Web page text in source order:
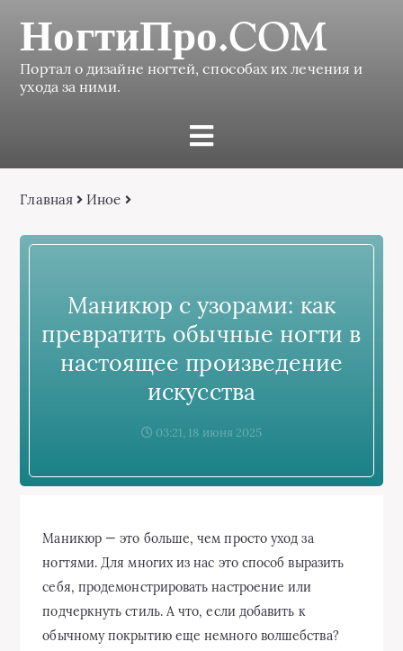
НогтиПро.COM
Портал о дизайне ногтей, способах их лечения и
ухода за ними.
Главная Иное
Маникюр с узорами: как
превратить обычные ногти в
настоящее произведение
искусства
03:21, 18 июня 2025
Маникюр — это больше, чем просто уход за
ногтями. Для многих из нас это способ выразить
себя, продемонстрировать настроение или
подчеркнуть стиль. А что, если добавить к
обычному покрытию еще немного волшебства?